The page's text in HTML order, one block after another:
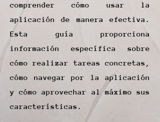
comprender cómo usar la
aplicación de manera efectiva.
Esta guía proporciona
información específica sobre
cómo realizar tareas concretas,
cómo navegar por la aplicación
y cómo aprovechar al máximo sus
características.